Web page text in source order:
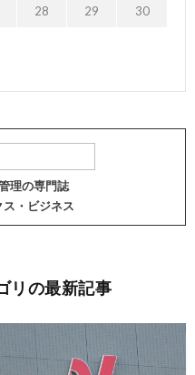
28 29 30
理の専門誌
ス・ビジネス
リの最新記事